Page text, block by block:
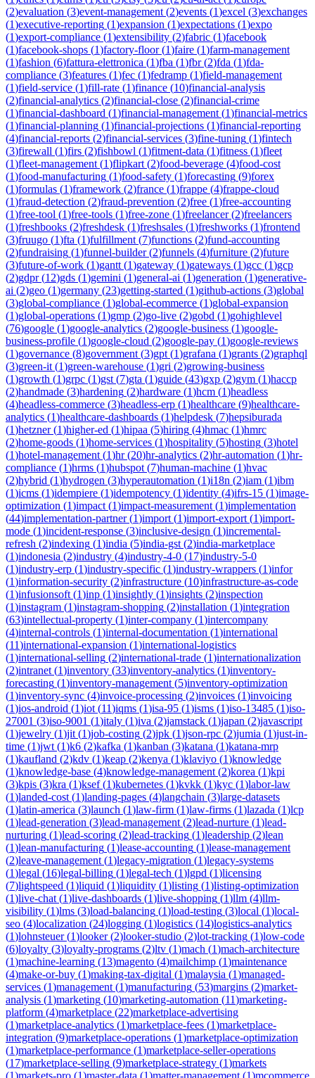
(2)evaluation (3)event-management (2)events (1)excel (3)exchanges
(1)executive-reporting (1)expansion (1)expectations (1)expo
(1)export-compliance (1)extensibility (2)fabric (1)facebook
(1)facebook-shops (1)factory-floor(1)faire (1)farm-management
(1)fashion (6)fattura-elettronica (1)fba (1)fbr(2)fda (1)fda-
compliance (3)features (1)fec (1)fedramp (1)field-management
(1)field-service (1)fill-rate (1)finance (10)financial-analysis
(2)financial-analytics (2)financial-close (2)financial-crime
(1)financial-dashboard (1)financial-management (1)financial-metrics
(1)financial-planning (1)financial-projections (1)financial-reporting
(4)financial-reports (2)financial-services (3)fine-tuning (1)fintech
(3)firewall (1)firs (2)fishbowl (1)fitment-data (1)fitness (1)fleet
(1)fleet-management (1)flipkart (2)food-beverage (4)food-cost
(1)food-manufacturing (1)food-safety (1)forecasting (9)forex
(1)formulas (1)framework (2)france (1)frappe (4)frappe-cloud
(1)fraud-detection (2)fraud-prevention (2)free (1)free-accounting
(1)free-tool (1)free-tools (1)free-zone (1)freelancer(2)freelancers
(1)freshbooks (2)freshdesk (1)freshsales (1)freshworks (1)frontend
(3)fruugo (1)fta (1)fulfillment (7)functions (2)fund-accounting
(2)fundraising (1)funnel-builder(2)funnels (4)furniture (2)future
(3)future-of-work (1)gantt (1)gateway (1)gateways (1)gcc (1)gcp
(2)gdpr(12)gds (1)gemini (1)general-ai (1)generation (1)generative-
ai (2)geo (1)germany (23)getting-started (1)github-actions (3)global
(3)global-compliance (1)global-ecommerce (1)global-expansion
(1)global-operations (1)gmp (2)go-live (2)gobd (1)gohighlevel
(76)google (1)google-analytics (2)google-business (1)google-
business-profile (1)google-cloud (2)google-pay (1)google-reviews
(1)governance (8)government (3)gpt (1)grafana (1)grants (2)graphql
(3)green-it (1)green-warehouse (1)gri (2)growing-business
(1)growth (1)grpc (1)gst (7)gta (1)guide (43)gxp (2)gym (1)haccp
(2)handmade (3)hardening (2)hardware (1)hcm (1)headless
(4)headless-commerce (3)headless-erp (1)healthcare (9)healthcare-
analytics (1)healthcare-dashboards (1)helpdesk (7)hepsiburada
(1)hetzner(1)higher-ed (1)hipaa (5)hiring (4)hmac (1)hmrc
(2)home-goods (1)home-services (1)hospitality (5)hosting (3)hotel
(1)hotel-management (1)hr(20)hr-analytics (2)hr-automation (1)hr-
compliance (1)hrms (1)hubspot (7)human-machine (1)hvac
(2)hybrid (1)hydrogen (3)hyperautomation (1)i18n (2)iam (1)ibm
(1)icms (1)idempiere (1)idempotency (1)identity (4)ifrs-15 (1)image-
optimization (1)impact (1)impact-measurement (1)implementation
(44)implementation-partner(1)import (1)import-export (1)import-
mode (1)incident-response (3)inclusive-design (1)incremental-
refresh (2)indexing (1)india (5)india-gst (2)india-marketplace
(1)indonesia (2)industry (4)industry-4-0 (17)industry-5-0
(1)industry-erp (1)industry-specific (1)industry-wrappers (1)infor
(1)information-security (2)infrastructure (10)infrastructure-as-code
(1)infusionsoft (1)inp (1)insightly (1)insights (2)inspection
(1)instagram (1)instagram-shopping (2)installation (1)integration
(63)intellectual-property (1)inter-company (1)intercompany
(4)internal-controls (1)internal-documentation (1)international
(11)international-expansion (1)international-logistics
(1)international-selling (2)international-trade (1)internationalization
(2)intranet (1)inventory (33)inventory-analytics (1)inventory-
forecasting (1)inventory-management (5)inventory-optimization
(1)inventory-sync (4)invoice-processing (2)invoices (1)invoicing
(1)ios-android (1)iot (11)iqms (1)isa-95 (1)isms (1)iso-13485 (1)iso-
27001 (3)iso-9001 (1)italy (1)iva (2)jamstack (1)japan (2)javascript
(1)jewelry (1)jit (1)job-costing (2)jpk (1)json-rpc (2)jumia (1)just-in-
time (1)jwt (1)k6 (2)kafka (1)kanban (3)katana (1)katana-mrp
(1)kaufland (2)kdv (1)keap (2)kenya (1)klaviyo (1)knowledge
(1)knowledge-base (4)knowledge-management (2)korea (1)kpi
(3)kpis (3)kra (1)ksef(1)kubernetes (1)kvkk (1)kyc (1)labor-law
(1)landed-cost (1)landing-pages (4)langchain (3)large-datasets
(1)latin-america (3)launch (1)law-firm (1)law-firms (1)lazada (1)lcp
(1)lead-generation (3)lead-management (2)lead-nurture (1)lead-
nurturing (1)lead-scoring (2)lead-tracking (1)leadership (2)lean
(1)lean-manufacturing (1)lease-accounting (1)lease-management
(2)leave-management (1)legacy-migration (1)legacy-systems
(1)legal (16)legal-billing (1)legal-tech (1)lgpd (1)licensing
(7)lightspeed (1)liquid (1)liquidity (1)listing (1)listing-optimization
(1)live-chat (1)live-dashboards (1)live-shopping (1)llm (4)llm-
visibility (1)lms (3)load-balancing (1)load-testing (3)local (1)local-
seo (4)localization (24)logging (1)logistics (14)logistics-analytics
(1)lohnsteuer(1)looker(2)looker-studio (2)lot-tracking (1)low-code
(6)loyalty (3)loyalty-programs (2)ltv (1)mach (1)mach-architecture
(1)machine-learning (13)magento (4)mailchimp (1)maintenance
(4)make-or-buy (1)making-tax-digital (1)malaysia (1)managed-
services (1)management (1)manufacturing (53)margins (2)market-
analysis (1)marketing (10)marketing-automation (11)marketing-
platform (4)marketplace (22)marketplace-advertising
(1)marketplace-analytics (1)marketplace-fees (1)marketplace-
integration (9)marketplace-operations (1)marketplace-optimization
(1)marketplace-performance (1)marketplace-seller-operations
(17)marketplace-selling (9)marketplace-strategy (1)markets
(1)markets-pro (1)master-data (1)matter-management (1)mcommerce